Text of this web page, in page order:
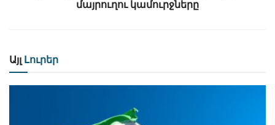
մայրուղու կամուրջները
Այլ Լուրեր